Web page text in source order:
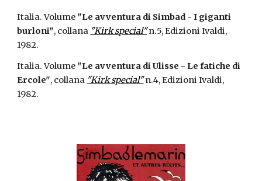
Italia. Volume "Le avventura di Simbad - I giganti
burloni", collana "Kirk special"n.5, Edizioni Ivaldi,
1982.
Italia. Volume "Le avventura di Ulisse - Le fatiche di
Ercole", collana "Kirk special"n.4, Edizioni Ivaldi,
1982.